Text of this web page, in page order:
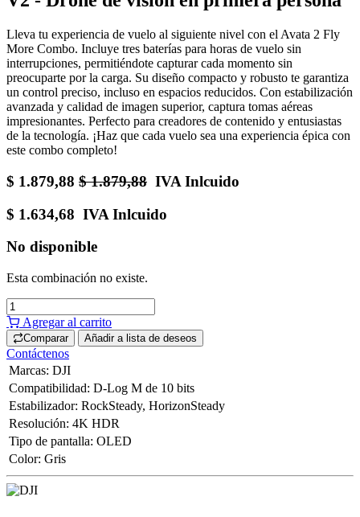
Lleva tu experiencia de vuelo al siguiente nivel con el Avata 2 Fly
More Combo. Incluye tres baterías para horas de vuelo sin
interrupciones, permitiéndote capturar cada momento sin
preocuparte por la carga. Su diseño compacto y robusto te garantiza
un control preciso, incluso en espacios reducidos. Con estabilización
avanzada y calidad de imagen superior, captura tomas aéreas
impresionantes. Perfecto para creadores de contenido y entusiastas
de la tecnología. ¡Haz que cada vuelo sea una experiencia épica con
este combo completo!
$ 1.879,88 $1.879,88 IVA Inlcuido
$ 1.634,68 IVA Inlcuido
No disponible
Esta combinación no existe.
Agregar al carrito
Comparar Añadir a lista de deseos
Contáctenos
Marcas: DJI
Compatibilidad: D-Log M de 10 bits
Estabilizador: RockSteady, HorizonSteady
Resolución: 4K HDR
Tipo de pantalla: OLED
Color: Gris